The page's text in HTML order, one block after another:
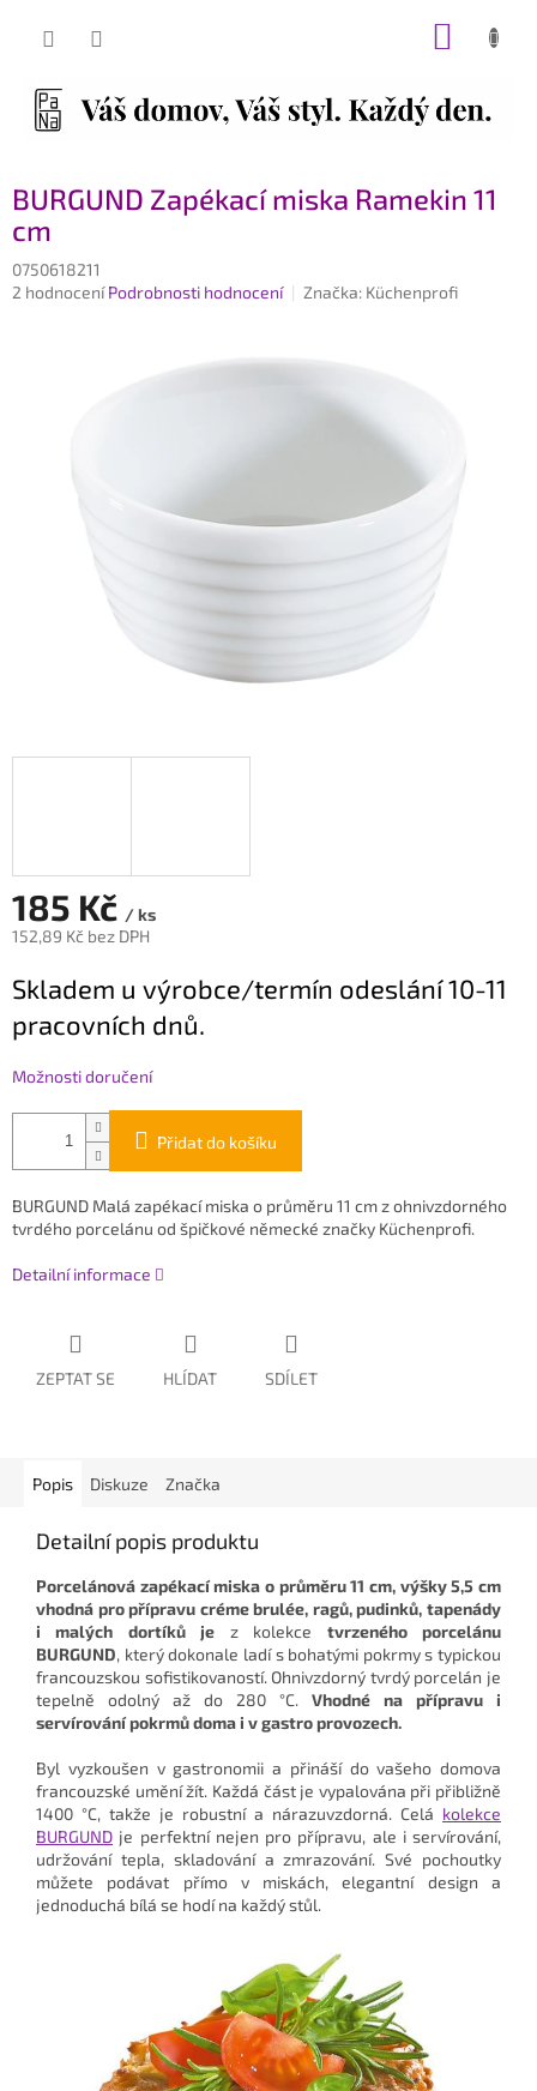
BURGUND Zapékací miska Ramekin 11
cm
0750618211
Průměrné
2 hodnocení Podrobnosti hodnocení Značka: Küchenprofi
185 Kč / ks
152,89 Kč bez DPH
cena:
Skladem u výrobce/termín odeslání 10-11
pracovních dnů.
Možnosti doručení
Přidat do košíku
BURGUND Malá zapékací miska o průměru 11 cm z ohnivzdorného
tvrdého porcelánu od špičkové německé značky Küchenprofi.
Detailní informace
ZEPTAT SE HLÍDAT SDÍLET
Popis Diskuze Značka
Detailní popis produktu
Porcelánová zapékací miska o průměru 11 cm, výšky 5,5 cm
vhodná pro přípravu créme brulée, ragů, pudinků, tapenády
i malých dortíků je
z kolekce
tvrzeného porcelánu
BURGUND, který dokonale ladí s bohatými pokrmy s typickou
francouzskou sofistikovaností. Ohnivzdorný tvrdý porcelán je
tepelně odolný až do 280 °C. Vhodné na přípravu i
servírování pokrmů doma i v gastro provozech.
Byl vyzkoušen v gastronomii a přináší do vašeho domova
francouzské umění žít. Každá část je vypalována při přibližně
1400 °C, takže je robustní a nárazuvzdorná. Celá kolekce
BURGUND je perfektní nejen pro přípravu, ale i servírování,
udržování tepla, skladování a zmrazování. Své pochoutky
můžete podávat přímo v miskách, elegantní design a
jednoduchá bílá se hodí na každý stůl.